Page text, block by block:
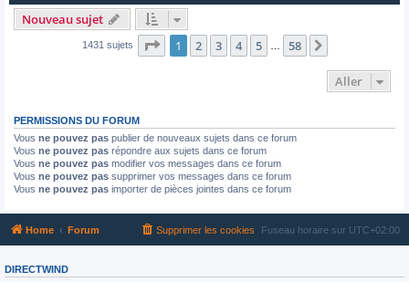
Nouveau sujet
1431 sujets Page 1sur58
1 2 3 4 5 … 58
Aller
PERMISSIONS DU FORUM
Vous ne pouvez pas publier de nouveaux sujets dans ce forum
Vous ne pouvez pas répondre aux sujets dans ce forum
Vous ne pouvez pas modifier vos messages dans ce forum
Vous ne pouvez pas supprimer vos messages dans ce forum
Vous ne pouvez pas importer de pièces jointes dans ce forum
Home Forum Fuseau horaire sur UTC+02:00
Supprimer les cookies
DIRECTWIND